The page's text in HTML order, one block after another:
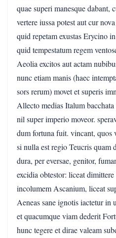
quae superi manesque dabant,
vertere iussa potest aut cur
quid repetam exustas Erycino
quid tempestatum regem
Aeolia excitos aut actam
nunc etiam manis (haec
sors rerum) movet et superis
Allecto medias Italum bacchata
nil super imperio moveor.
dum fortuna fuit. vincant, quos
si nulla est regio Teucris quam
dura, per eversae, genitor,
excidia obtestor: liceat dimittere
incolumem Ascanium, liceat
Aeneas sane ignotis iactetur in
et quacumque viam dederit
hunc tegere et dirae valeam